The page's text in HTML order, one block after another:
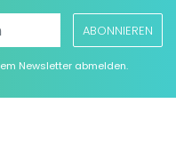
ABONNIEREN
Newsletter abmelden.